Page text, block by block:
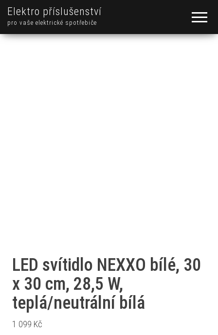
Elektro příslušenství
pro vaše elektrické spotřebiče
LED svítidlo NEXXO bílé, 30
x 30 cm, 28,5 W,
teplá/neutrální bílá
1 099 Kč